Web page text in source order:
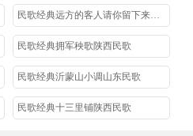
民歌经典远方的客人请你留下来云南民歌
民歌经典拥军秧歌陕西民歌
民歌经典沂蒙山小调山东民歌
民歌经典十三里铺陕西民歌